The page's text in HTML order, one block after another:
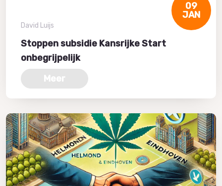
09
JAN
David Luijs
Stoppen subsidie Kansrijke Start
onbegrijpelijk
Meer